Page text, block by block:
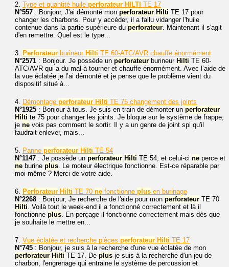
2. Type et quantité huile perforateur HILTI TE 17
N°557 : Bonjour, J'ai démonté mon perforateur Hilti TE 17 pour
changer les charbons. Pour y accéder, il a fallu vidanger l'huile
contenue dans la partie supérieure du perforateur. Maintenant il s'agit
d'en remettre. Quel est le type...
3. Perforateur burineur Hilti TE 60-ATC/AVR chauffe énormément
N°2571 : Bonjour. Je possède un perforateur burineur Hilti TE 60-
ATC/AVR qui a du mal à tourner et chauffe énormément. Avec l’aide de
la vue éclatée je l’ai démonté et je pense que le problème vient du
dispositif situé à...
4. Démontage perforateur Hilti TE 75 changement des joints
N°1925 : Bonjour à tous. Je suis en train de démonter un perforateur
Hilti te 75 pour changer les joints. Je bloque sur le système de frappe,
je ne vois pas comment le sortir. Il y a un genre de joint spi qu'il
faudrait enlever, mais...
5. Panne perforateur Hilti TE 54
N°1147 : Je possède un perforateur Hilti TE 54, et celui-ci ne perce et
ne burine plus. Le moteur électrique fonctionne. Est-ce réparable par
moi-même ? Merci de votre aide.
6. Perforateur Hilti TE 70 ne fonctionne plus en burinage
N°2268 : Bonjour, Je recherche de l'aide pour mon perforateur TE 70
Hilti. Voilà tout le week-end il a fonctionné correctement et là il
fonctionne plus. En perçage il fonctionne correctement mais dès que
je souhaite le mettre en...
7. Vue éclatée et recherche pièces perforateur Hilti TE 17
N°745 : Bonjour, je suis à la recherche d'une vue éclatée de mon
perforateur Hilti TE 17. De plus je suis à la recherche d'un jeu de
charbon, l'engrenage qui entraine le système de percussion et